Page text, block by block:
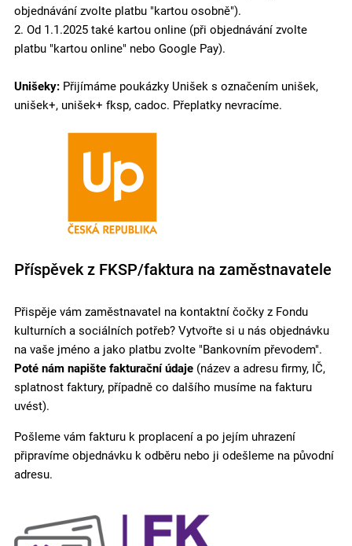
objednávání zvolte platbu "kartou osobně").
2. Od 1.1.2025 také kartou online (při objednávání zvolte
platbu "kartou online" nebo Google Pay).
Unišeky: Přijímáme poukázky Unišek s označením unišek,
unišek+, unišek+ fksp, cadoc. Přeplatky nevracíme.
Příspěvek z FKSP/faktura na zaměstnavatele
Přispěje vám zaměstnavatel na kontaktní čočky z Fondu
kulturních a sociálních potřeb? Vytvořte si u nás objednávku
na vaše jméno a jako platbu zvolte "Bankovním převodem".
Poté nám napište fakturační údaje (název a adresu firmy, IČ,
splatnost faktury, případně co dalšího musíme na fakturu
uvést).
Pošleme vám fakturu k proplacení a po jejím uhrazení
připravíme objednávku k odběru nebo ji odešleme na původní
adresu.